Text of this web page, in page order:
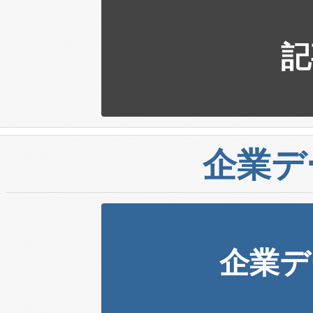
企業
企業